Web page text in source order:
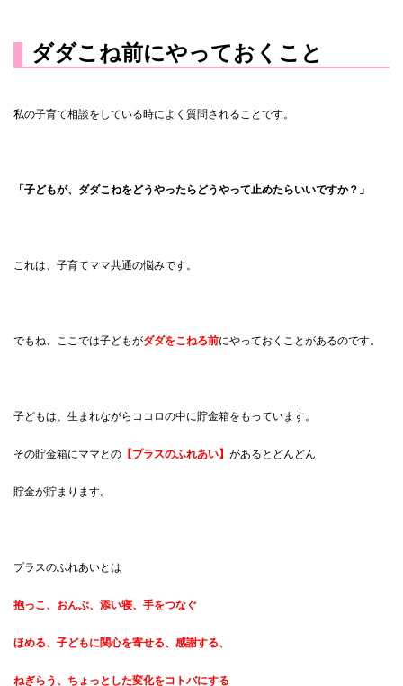
ダダこね前にやっておくこと
私の子育て相談をしている時によく質問されることです。
「子どもが、ダダこねをどうやったらどうやって止めたらいいですか？」
これは、子育てママ共通の悩みです。
でもね、ここでは子どもがダダをこねる前にやっておくことがあるのです。
子どもは、生まれながらココロの中に貯金箱をもっています。
その貯金箱にママとの 【プラスのふれあい】 があるとどんどん
貯金が貯まります。
プラスのふれあいとは
抱っこ、おんぶ、添い寝、手をつなぐ
ほめる、子どもに関心を寄せる、感謝する、
ねぎらう、ちょっとした変化をコトバにする